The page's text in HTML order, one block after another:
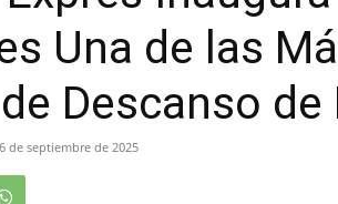
Una de las
Descanso de
de septiembre de 2025